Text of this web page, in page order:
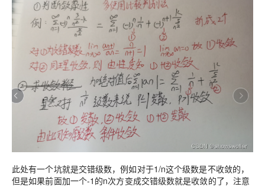
此处有一个坑就是交错级数，例如对于1/n这个级数是不收敛的，
但是如果前面加一个-1的n次方变成交错级数就是收敛的了，注意